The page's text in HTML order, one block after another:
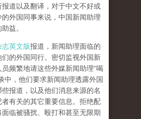
道以及翻译，对于中文不好或
外国同事来说，中国新闻助理
益。
志英文版报道，新闻助理面临的
们的外国同行。密切监视外国新
频繁地请这些外媒新闻助理“喝
中，他们要求新闻助理透露外国
报道，以及他们消息来源的名
有关的其它重要信息。拒绝配
临被骚扰、殴打和甚至无限期